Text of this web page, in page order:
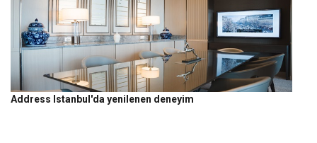
Address Istanbul'da yenilenen deneyim